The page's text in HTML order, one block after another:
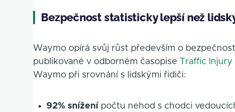
Bezpečnost statisticky lepší než
Waymo opírá svůj růst především o
publikované v odborném časopise
Traffic
Waymo při srovnání s lidskými řidiči:
92% snížení počtu nehod s chodci